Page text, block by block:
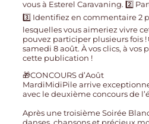
🎁CONCOURS d’Août
MardiMidiPile arrive
avec le deuxième concours de
Après une troisième Soirée